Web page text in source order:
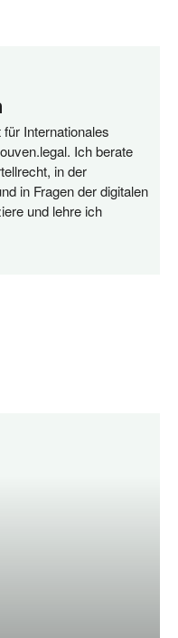
Internationales
Ich berate
in der
in Fragen der digitalen
und lehre ich